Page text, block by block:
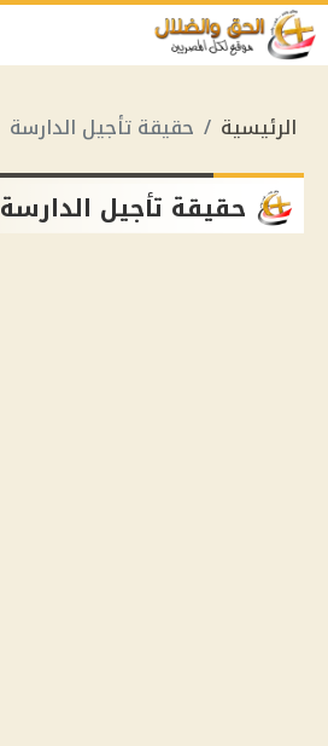
الرئيسية حقيقة تأجيل الدارسة
حقيقة تأجيل الدارسة